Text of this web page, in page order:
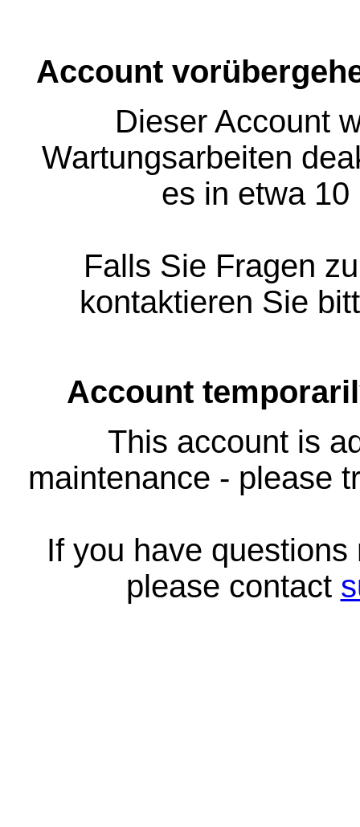
Account
Dieser Account
Wartungsarbeiten
es in etwa
Falls Sie Fragen
kontaktieren Sie
Account
This account is
maintenance - please
If you have
please contact